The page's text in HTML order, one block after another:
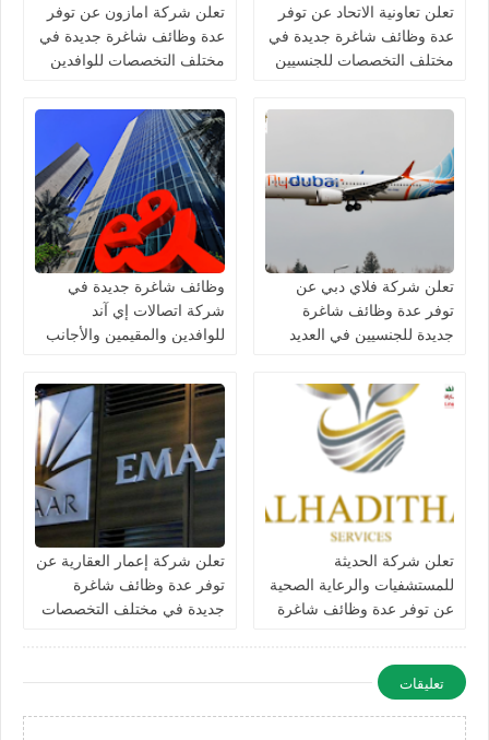
تعلن تعاونية الاتحاد عن توفر
عدة وظائف شاغرة جديدة في
مختلف التخصصات للجنسيين
تعلن شركة امازون عن توفر
عدة وظائف شاغرة جديدة في
مختلف التخصصات للوافدين
تعلن شركة فلاي دبي عن
توفر عدة وظائف شاغرة
جديدة للجنسيين في العديد
وظائف شاغرة جديدة في
شركة اتصالات إي آند
للوافدين والمقيمين والأجانب
تعلن شركة الحديثة
للمستشفيات والرعاية الصحية
عن توفر عدة وظائف شاغرة
تعلن شركة إعمار العقارية عن
توفر عدة وظائف شاغرة
جديدة في مختلف التخصصات
تعليقات